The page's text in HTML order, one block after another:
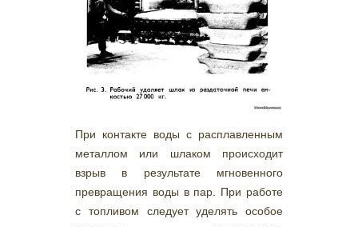
При контакте воды с расплавленным
металлом или шлаком происходит
взрыв в результате мгновенного
превращения воды в пар. При работе
с топливом следует уделять особое